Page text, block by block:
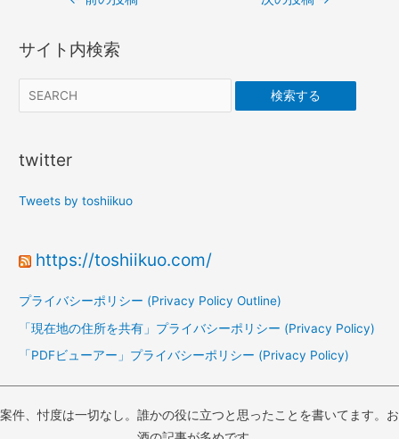
ゲ
サイト内検索
検索する
twitter
Tweets by toshiikuo
https://toshiikuo.com/
プライバシーポリシー (Privacy Policy Outline)
「現在地の住所を共有」プライバシーポリシー (Privacy Policy)
「PDFビューアー」プライバシーポリシー (Privacy Policy)
案件、忖度は一切なし。誰かの役に立つと思ったことを書いてます。お